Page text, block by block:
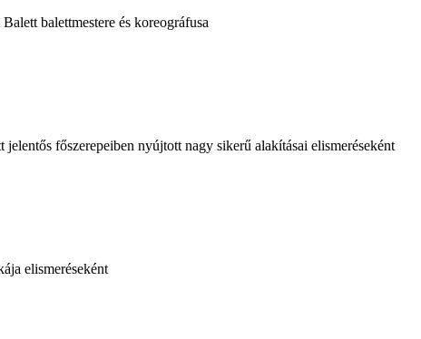
balettmestere és koreográfusa
főszerepeiben nyújtott nagy sikerű alakításai elismeréseként
elismeréseként